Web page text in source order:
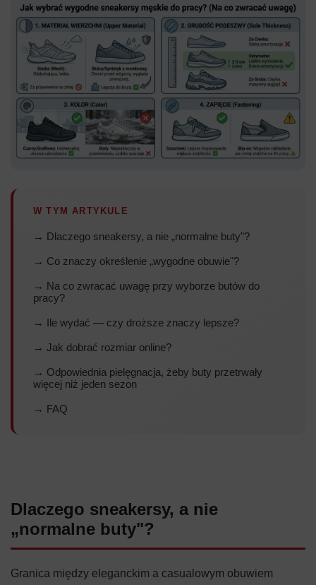
W TYM ARTYKULE
→ Dlaczego sneakersy, a nie „normalne buty"?
→ Co znaczy określenie „wygodne obuwie"?
→ Na co zwracać uwagę przy wyborze butów do
pracy?
→ Ile wydać — czy droższe znaczy lepsze?
→ Jak dobrać rozmiar online?
→ Odpowiednia pielęgnacja, żeby buty przetrwały
więcej niż jeden sezon
→ FAQ
Dlaczego sneakersy, a nie
„normalne buty"?
Granica między eleganckim a casualowym obuwiem